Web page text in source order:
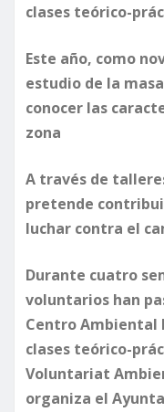
clases teórico-
Este año, como
estudio de la
conocer las
zona
A través de
pretende
luchar contra el
Durante cuatro
voluntarios han
Centro Ambiental
clases teórico-
Voluntariat
organiza el